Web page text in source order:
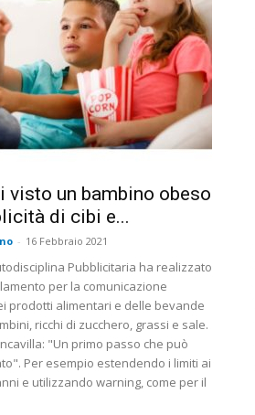
visto un bambino obeso
di cibi e...
- 16 Febbraio 2021
Pubblicitaria ha realizzato
per la comunicazione
prodotti alimentari e delle bevande
ricchi di zucchero, grassi e sale.
"Un primo passo che può
Per esempio estendendo i limiti ai
e utilizzando warning, come per il